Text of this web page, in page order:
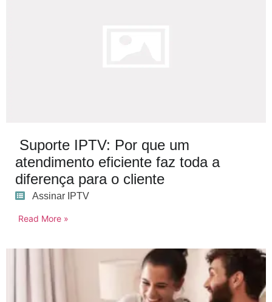
Suporte IPTV: Por que um
atendimento eficiente faz toda a
diferença para o cliente
Assinar IPTV
Read More »